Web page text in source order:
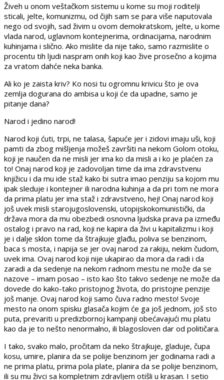
Živeh u onom veštačkom sistemu u kome su moji roditelji
sticali, jelte, komunizmu, od čijih sam se para više naputovala
nego od svojih, sad živim u ovom demokratskom, jelte, u kome
vlada narod, uglavnom kontejnerima, ordinacijama, narodnim
kuhinjama i slično. Ako mislite da nije tako, samo razmislite o
procentu tih ljudi naspram onih koji kao žive prosečno a kojima
za vratom dahće neka banka.
Ali ko je zaista kriv? Ko nosi tu ogromnu krivicu što je ova
zemlja dogurana do ambisa u koji će da upadne, samo je
pitanje dana?
Narod i jedino narod!
Narod koji ćuti, trpi, ne talasa, šapuće jer i zidovi imaju uši, koji
pamti da zbog mišljenja možeš završiti na nekom Golom otoku,
koji je naučen da ne misli jer ima ko da misli a i ko je plaćen za
to! Onaj narod koji je zadovoljan time da ima zdravstvenu
knjižicu i da mu ide staž kako bi sutra imao penziju sa kojom mu
ipak sleduje i kontejner ili narodna kuhinja a da pri tom ne mora
da prima platu jer ima staž i zdravstveno, hej! Onaj narod koji
još uvek misli starojugoslovenski, utopijskokomunistički, da
država mora da mu obezbedi osnovna ljudska prava pa između
ostalog i pravo na rad, koji ne kapira da živi u kapitalizmu i koji
je i dalje sklon tome da štrajkuje glađu, poliva se benzinom,
baca s mosta, i napija se jer ovaj narod za rakiju, nekim čudom,
uvek ima. Ovaj narod koji nije ukapirao da mora da radi i da
zaradi a da sedenje na nekom radnom mestu ne može da se
nazove – imam posao – isto kao što takvo sedenje ne može da
dovede do kako-tako pristojnog života, do pristojne penzije
još manje. Ovaj narod koji samo čuva radno mesto! Svoje
mesto na onom spisku glasača kojim će ga još jednom, još sto
puta, prevariti u predizbornoj kampanji obećavajući mu platu
kao da je to nešto nenormalno, ili blagosloven dar od političara.
I tako, svako malo, pročitam da neko štrajkuje, gladuje, čupa
kosu, umire, planira da se polije benzinom jer godinama radi a
ne prima platu, prima pola plate, planira da se polije benzinom,
ili su mu živci sa kompletnim zdravljem otišli u krasan. I setio